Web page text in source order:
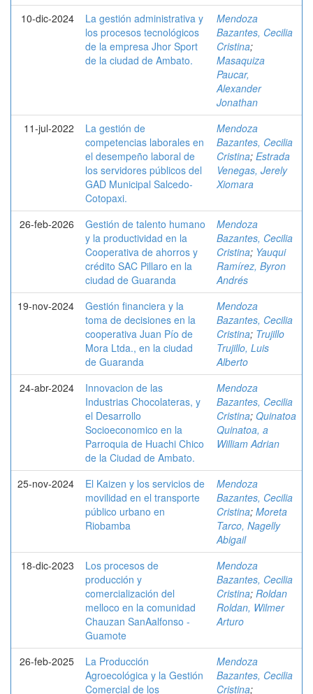
10-dic-2024
La gestión administrativa y
los procesos tecnológicos
de la empresa Jhor Sport
de la ciudad de Ambato.
Mendoza
Bazantes, Cecilia
Cristina;
Masaquiza
Paucar,
Alexander
Jonathan
11-jul-2022
La gestión de
competencias laborales en
el desempeño laboral de
los servidores públicos del
GAD Municipal Salcedo-
Cotopaxi.
Mendoza
Bazantes, Cecilia
Cristina; Estrada
Venegas, Jerely
Xiomara
26-feb-2026
Gestión de talento humano
y la productividad en la
Cooperativa de ahorros y
crédito SAC Pillaro en la
ciudad de Guaranda
Mendoza
Bazantes, Cecilia
Cristina; Yauqui
Ramírez, Byron
Andrés
19-nov-2024
Gestión financiera y la
toma de decisiones en la
cooperativa Juan Pío de
Mora Ltda., en la ciudad
de Guaranda
Mendoza
Bazantes, Cecilia
Cristina; Trujillo
Trujillo, Luis
Alberto
24-abr-2024
Innovacion de las
Industrias Chocolateras, y
el Desarrollo
Socioeconomico en la
Parroquia de Huachi Chico
de la Ciudad de Ambato.
Mendoza
Bazantes, Cecilia
Cristina; Quinatoa
Quinatoa, a
William Adrian
25-nov-2024
El Kaizen y los servicios de
movilidad en el transporte
público urbano en
Riobamba
Mendoza
Bazantes, Cecilia
Cristina; Moreta
Tarco, Nagelly
Abigail
18-dic-2023
Los procesos de
producción y
comercialización del
melloco en la comunidad
Chauzan SanAalfonso -
Guamote
Mendoza
Bazantes, Cecilia
Cristina; Roldan
Roldan, Wilmer
Arturo
26-feb-2025
La Producción
Agroecológica y la Gestión
Comercial de los
Mendoza
Bazantes, Cecilia
Cristina;